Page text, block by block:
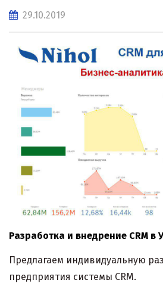
29.10.2019
Разработка и внедрение CRM в
Предлагаем индивидуальную
предприятия системы CRM.